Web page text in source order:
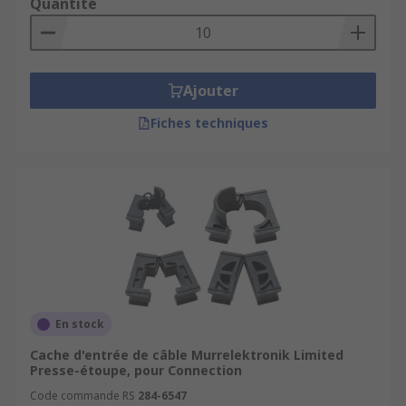
électromagnétique) capable de retenir un objet
métallique en position. Lorsqu’il s’agit d’un
interrompue par un courant électrique, ce qui
permet de contrôler mécaniquement des portes,
trappes, ou systèmes de sécurité.
dispositifs aux différentes applications :
Supports de montagerobustes pour
fixation sur structure métallique ou tableau.
Dispositifs de déverrouillage manuel
cas de coupure d’alimentation.
Plaques d’ancrage
alignement parfait de l’aimant.
Presse-étoupes
Ajouter
Fiches techniques
En stock
Cache d'entrée de câble Murrelektronik Limited
Presse-étoupe, pour Connection
Code commande RS 284-6547